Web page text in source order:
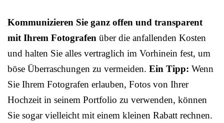
Kommunizieren Sie ganz offen und transparent
mit Ihrem Fotografen über die anfallenden Kosten
und halten Sie alles vertraglich im Vorhinein fest, um
böse Überraschungen zu vermeiden. Ein Tipp: Wenn
Sie Ihrem Fotografen erlauben, Fotos von Ihrer
Hochzeit in seinem Portfolio zu verwenden, können
Sie sogar vielleicht mit einem kleinen Rabatt rechnen.